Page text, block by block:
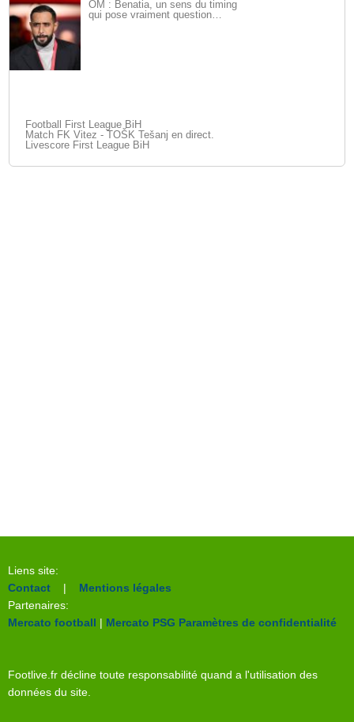
OM : Benatia, un sens du timing
qui pose vraiment question…
Football First League BiH
Match FK Vitez - TOŠK Tešanj en direct.
Livescore First League BiH
Liens site:
Contact | Mentions légales
Partenaires:
Mercato football | Mercato PSG Paramètres de confidentialité
Footlive.fr décline toute responsabilité quand a l'utilisation des
données du site.